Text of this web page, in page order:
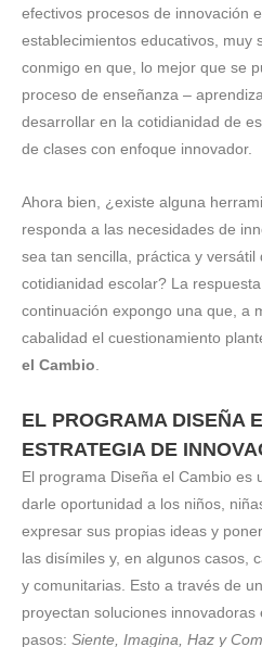
efectivos procesos de innovación
establecimientos educativos, muy
conmigo en que, lo mejor que se
proceso de enseñanza –
desarrollar en la cotidianidad de
de clases con enfoque innovador.
Ahora bien, ¿existe alguna
responda a las necesidades de
sea tan sencilla, práctica y
cotidianidad escolar? La
continuación expongo una que, a
cabalidad el cuestionamiento
el Cambio.
EL PROGRAMA DISEÑA
ESTRATEGIA DE
El programa Diseña el Cambio es
darle oportunidad a los niños,
expresar sus propias ideas y
las disímiles y, en algunos casos,
y comunitarias. Esto a través de
proyectan soluciones innovadoras
pasos: Siente, Imagina, Haz y